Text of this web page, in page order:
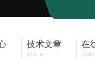
技术文章
Article
在